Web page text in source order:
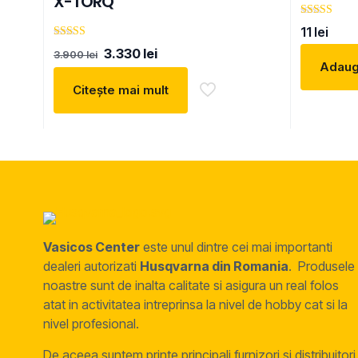
5.00
din 5
3.900lei Prețul
inițial
fost:
3.330 leiPrețul
curent
3.330 lei.
Citește mai mult
Evaluat la
5.00
din 5
11 lei
Vasicos Center este unul dintre cei mai importanti
dealeri autorizati Husqvarna din Romania. Produsele
noastre sunt de inalta calitate si asigura un real folos
atat in activitatea intreprinsa la nivel de hobby cat si la
nivel profesional.
De aceea suntem printe principali furnizori si distribuitori